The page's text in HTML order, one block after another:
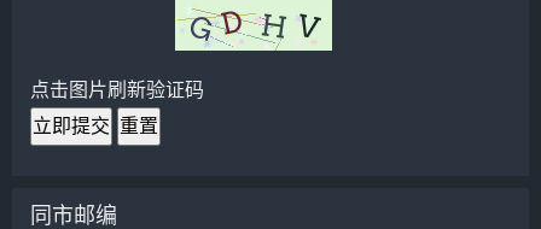
点击图片刷新验证码
立即提交 重置
同市邮编